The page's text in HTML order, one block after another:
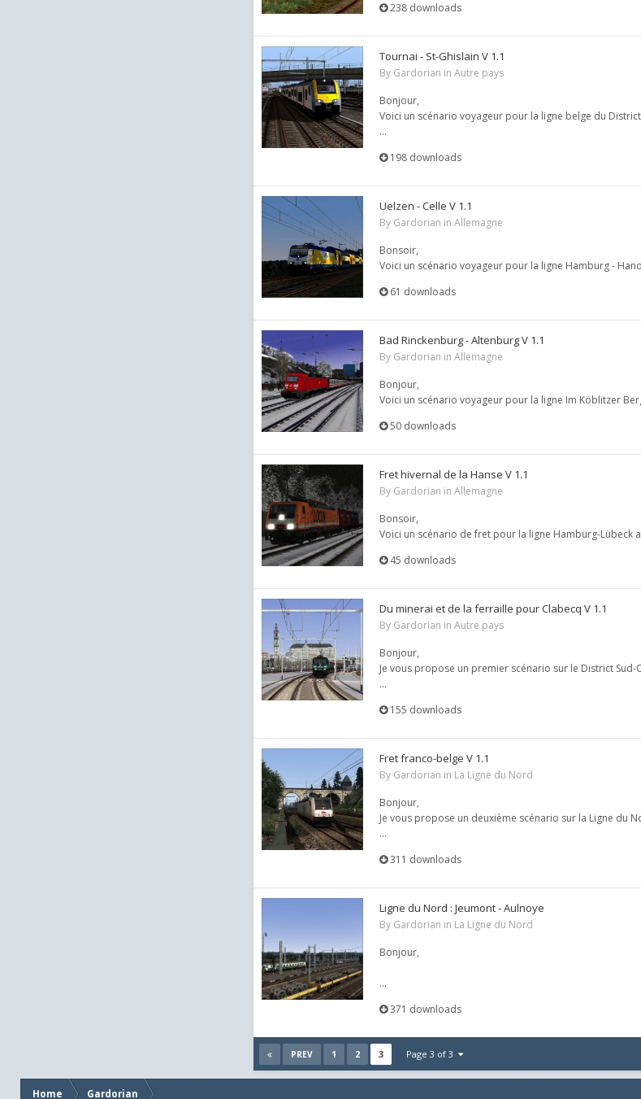
238 downloads
Tournai - St-Ghislain V 1.1
By Gardorian in Autre pays
Bonjour,
Voici un scénario voyageur pour la ligne belge du
...
198 downloads
Uelzen - Celle V 1.1
By Gardorian in Allemagne
Bonsoir,
Voici un scénario voyageur pour la ligne Hamburg -
61 downloads
Bad Rinckenburg - Altenburg V 1.1
By Gardorian in Allemagne
Bonjour,
Voici un scénario voyageur pour la ligne Im Köblitzer
50 downloads
Fret hivernal de la Hanse V 1.1
By Gardorian in Allemagne
Bonsoir,
Voici un scénario de fret pour la ligne Hamburg-Lübeck
45 downloads
Du minerai et de la ferraille pour Clabecq V 1.1
By Gardorian in Autre pays
Bonjour,
Je vous propose un premier scénario sur le District Sud-
...
155 downloads
Fret franco-belge V 1.1
By Gardorian in La Ligne du Nord
Bonjour,
Je vous propose un deuxième scénario sur la Ligne du
...
311 downloads
Ligne du Nord : Jeumont - Aulnoye
By Gardorian in La Ligne du Nord
Bonjour,
...
371 downloads
PREV 1 2 3 Page 3 of 3
Home Gardorian